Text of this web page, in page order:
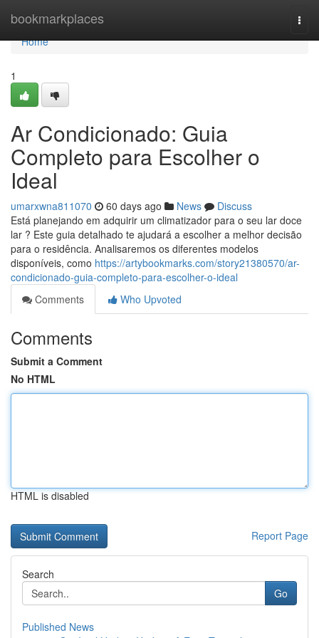
bookmarkplaces
Home
Home
1
Ar Condicionado: Guia
Completo para Escolher o
Ideal
umarxwna811070 60 days ago News
Discuss
Está planejando em adquirir um climatizador para o seu lar doce
lar ? Este guia detalhado te ajudará a escolher a melhor decisão
para o residência. Analisaremos os diferentes modelos
disponíveis, como https://artybookmarks.com/story21380570/ar-
condicionado-guia-completo-para-escolher-o-ideal
Comments
Who Upvoted
Comments
Submit a Comment
No HTML
HTML is disabled
Report Page
Search
Go
Published News